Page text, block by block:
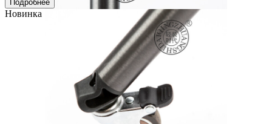
Подробнее
Новинка